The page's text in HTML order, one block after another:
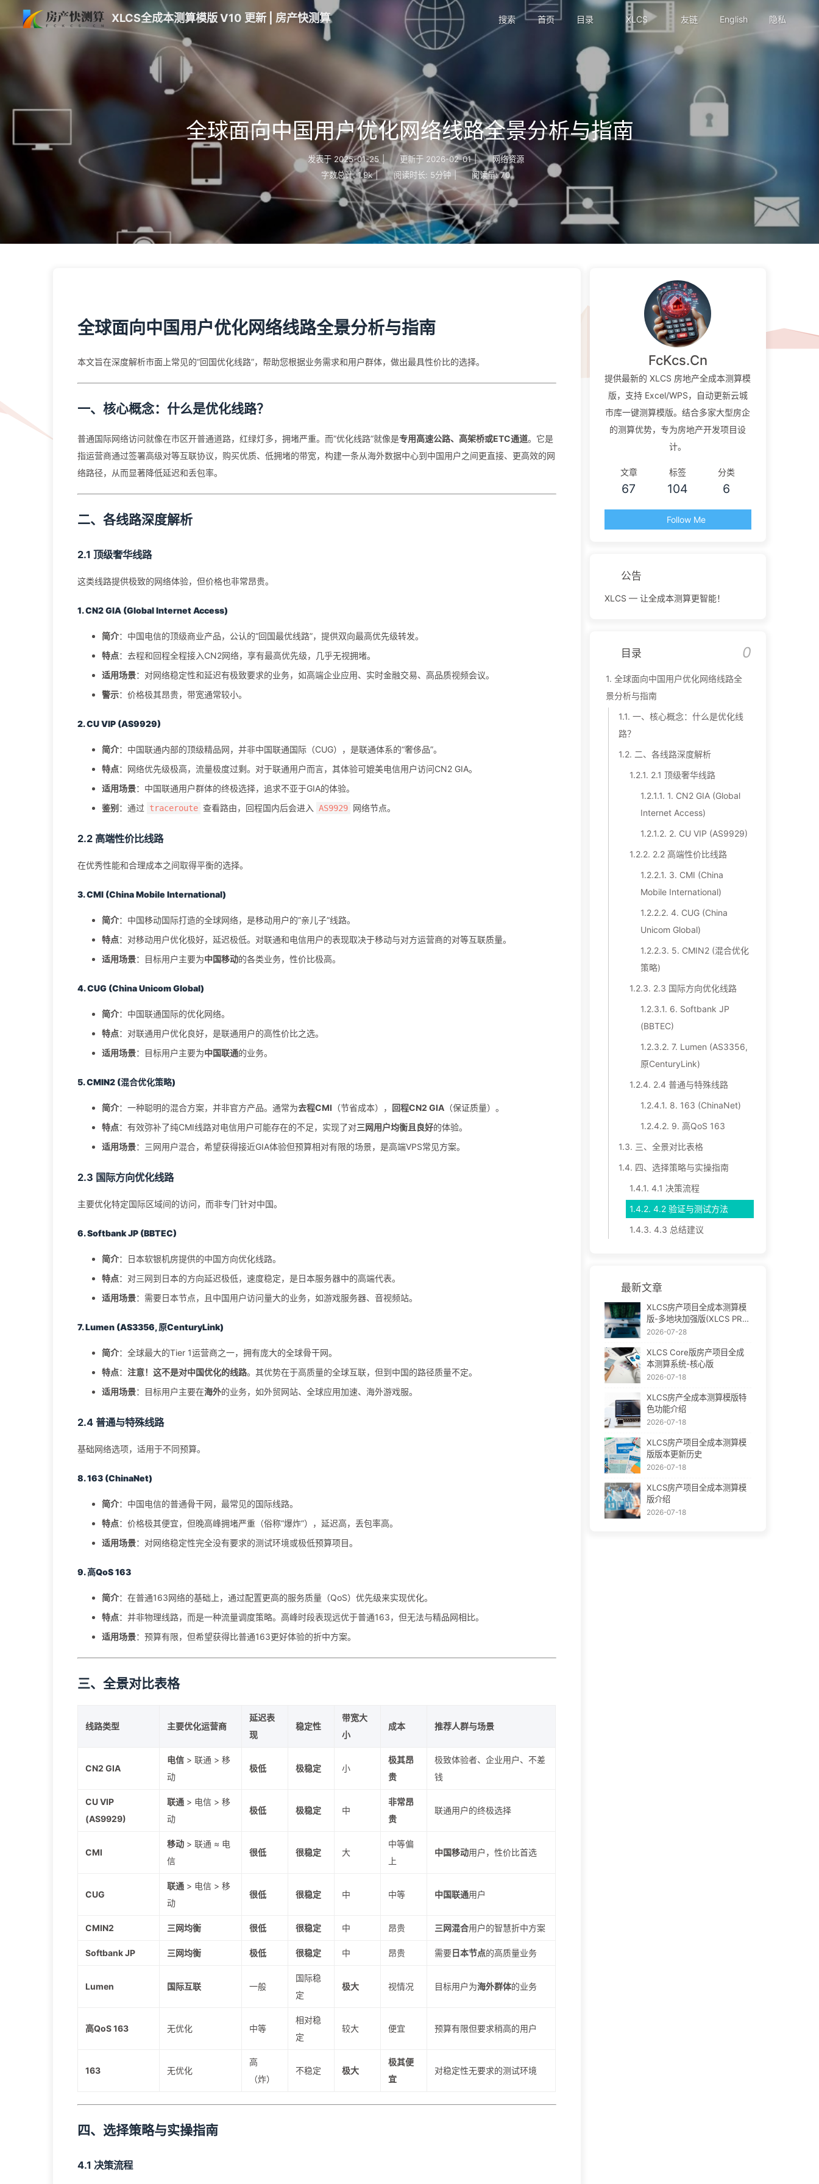
XLCS全成本测算模版 V10 更新 | 房产快测算 搜索 首页 目录 XLCS 友链 English 隐私
全球面向中国用户优化网络线路全景分析与指南
发表于 2025-01-25 更新于 2026-02-01 |
网络资源
字数总计: 1.9k | 阅读时长: 5分钟 阅读量: 70
全球面向中国用户优化网络线路全景分析与指南
本文旨在深度解析市面上常见的“回国优化线路”，帮助您根据业务需求和用户群体，做出最具性价比的选择。
一、核心概念：什么是优化线路？
普通国际网络访问就像在市区开普通道路，红绿灯多，拥堵严重。而“优化线路”就像是专用高速公路、高架桥或ETC通道。它是
指运营商通过签署高级对等互联协议，购买优质、低拥堵的带宽，构建一条从海外数据中心到中国用户之间更直接、更高效的网
络路径，从而显著降低延迟和丢包率。
二、各线路深度解析
2.1 顶级奢华线路
这类线路提供极致的网络体验，但价格也非常昂贵。
1. CN2 GIA (Global Internet Access)
简介：中国电信的顶级商业产品，公认的“回国最优线路”，提供双向最高优先级转发。
特点：去程和回程全程接入CN2网络，享有最高优先级，几乎无视拥堵。
适用场景：对网络稳定性和延迟有极致要求的业务，如高端企业应用、实时金融交易、高品质视频会议。
警示：价格极其昂贵，带宽通常较小。
2. CU VIP (AS9929)
简介：中国联通内部的顶级精品网，并非中国联通国际（CUG），是联通体系的“奢侈品”。
特点：网络优先级极高，流量极度过剩。对于联通用户而言，其体验可媲美电信用户访问CN2 GIA。
适用场景：中国联通用户群体的终极选择，追求不亚于GIA的体验。
鉴别 ：通过 traceroute 查看路由，回程国内后会进入 AS9929 网络节点。
2.2 高端性价比线路
在优秀性能和合理成本之间取得平衡的选择。
3. CMI (China Mobile International)
简介：中国移动国际打造的全球网络，是移动用户的“亲儿子”线路。
特点：对移动用户优化极好，延迟极低。对联通和电信用户的表现取决于移动与对方运营商的对等互联质量。
适用场景：目标用户主要为中国移动的各类业务，性价比极高。
4. CUG (China Unicom Global)
简介：中国联通国际的优化网络。
特点：对联通用户优化良好，是联通用户的高性价比之选。
适用场景：目标用户主要为中国联通的业务。
5. CMIN2 (混合优化策略)
简介：一种聪明的混合方案，并非官方产品。通常为去程CMI （节省成本）， 回程CN2 GIA （保证质量）。
特点：有效弥补了纯CMI线路对电信用户可能存在的不足，实现了对三网用户均衡且良好的体验。
适用场景：三网用户混合，希望获得接近GIA体验但预算相对有限的场景，是高端VPS常见方案。
2.3 国际方向优化线路
主要优化特定国际区域间的访问，而非专门针对中国。
6. Softbank JP (BBTEC)
简介：日本软银机房提供的中国方向优化线路。
特点：对三网到日本的方向延迟极低，速度稳定，是日本服务器中的高端代表。
适用场景：需要日本节点，且中国用户访问量大的业务，如游戏服务器、音视频站。
7. Lumen (AS3356, 原CenturyLink)
简介：全球最大的Tier 1运营商之一，拥有庞大的全球骨干网。
特点： 注意！这不是对中国优化的线路。其优势在于高质量的全球互联，但到中国的路径质量不定。
适用场景：目标用户主要在海外的业务，如外贸网站、全球应用加速、海外游戏服。
2.4 普通与特殊线路
基础网络选项，适用于不同预算。
8. 163 (ChinaNet)
简介：中国电信的普通骨干网，最常见的国际线路。
特点：价格极其便宜，但晚高峰拥堵严重（俗称“爆炸”），延迟高，丢包率高。
适用场景：对网络稳定性完全没有要求的测试环境或极低预算项目。
9. 高QoS 163
简介：在普通163网络的基础上，通过配置更高的服务质量（QoS）优先级来实现优化。
特点：并非物理线路，而是一种流量调度策略。高峰时段表现远优于普通163，但无法与精品网相比。
适用场景：预算有限，但希望获得比普通163更好体验的折中方案。
三、全景对比表格
线路类型 主要优化运营商
延迟表
现
稳定性
带宽大
小
成本 推荐人群与场景
CN2 GIA
电信 > 联通 > 移
动
极低 极稳定 小
极其昂
贵
极致体验者、企业用户、不差
钱
CU VIP
(AS9929)
联通 > 电信 > 移
动
极低 极稳定 中
非常昂
贵
联通用户的终极选择
CMI
移动 > 联通 ≈ 电
信
很低 很稳定 大
中等偏
上
中国移动用户，性价比首选
CUG
联通 > 电信 > 移
动
很低 很稳定 中 中等 中国联通用户
CMIN2 三网均衡 很低 很稳定 中 昂贵 三网混合用户的智慧折中方案
Softbank JP 三网均衡 极低 很稳定 中 昂贵 需要日本节点的高质量业务
Lumen 国际互联 一般
国际稳
定
极大 视情况 目标用户为海外群体的业务
高QoS 163 无优化 中等
相对稳
定
较大 便宜 预算有限但要求稍高的用户
163 无优化
高
（炸）
不稳定 极大
极其便
宜
对稳定性无要求的测试环境
四、选择策略与实操指南
4.1 决策流程
FcKcs.Cn
提供最新的 XLCS 房地产全成本测算模
版，支持 Excel/WPS，自动更新云城
市库一键测算模版。结合多家大型房企
的测算优势，专为房地产开发项目设
计。
文章
67
标签
104
分类
6
Follow Me
公告
XLCS — 让全成本测算更智能！
目录 0
1. 全球面向中国用户优化网络线路全
景分析与指南
1.1. 一、核心概念：什么是优化线
路？
1.2. 二、各线路深度解析
1.2.1. 2.1 顶级奢华线路
1.2.1.1. 1. CN2 GIA (Global
Internet Access)
1.2.1.2. 2. CU VIP (AS9929)
1.2.2. 2.2 高端性价比线路
1.2.2.1. 3. CMI (China
Mobile International)
1.2.2.2. 4. CUG (China
Unicom Global)
1.2.2.3. 5. CMIN2 (混合优化
策略)
1.2.3. 2.3 国际方向优化线路
1.2.3.1. 6. Softbank JP
(BBTEC)
1.2.3.2. 7. Lumen (AS3356,
原CenturyLink)
1.2.4. 2.4 普通与特殊线路
1.2.4.1. 8. 163 (ChinaNet)
1.2.4.2. 9. 高QoS 163
1.3. 三、全景对比表格
1.4. 四、选择策略与实操指南
1.4.1. 4.1 决策流程
1.4.2. 4.2 验证与测试方法
1.4.3. 4.3 总结建议
最新文章
XLCS房产项目全成本测算模
版-多地块加强版(XLCS PRO
V3)
2026-07-28
XLCS Core版房产项目全成
本测算系统-核心版
2026-07-18
XLCS房产全成本测算模版特
色功能介绍
2026-07-18
XLCS房产项目全成本测算模
版版本更新历史
2026-07-18
XLCS房产项目全成本测算模
版介绍
2026-07-18